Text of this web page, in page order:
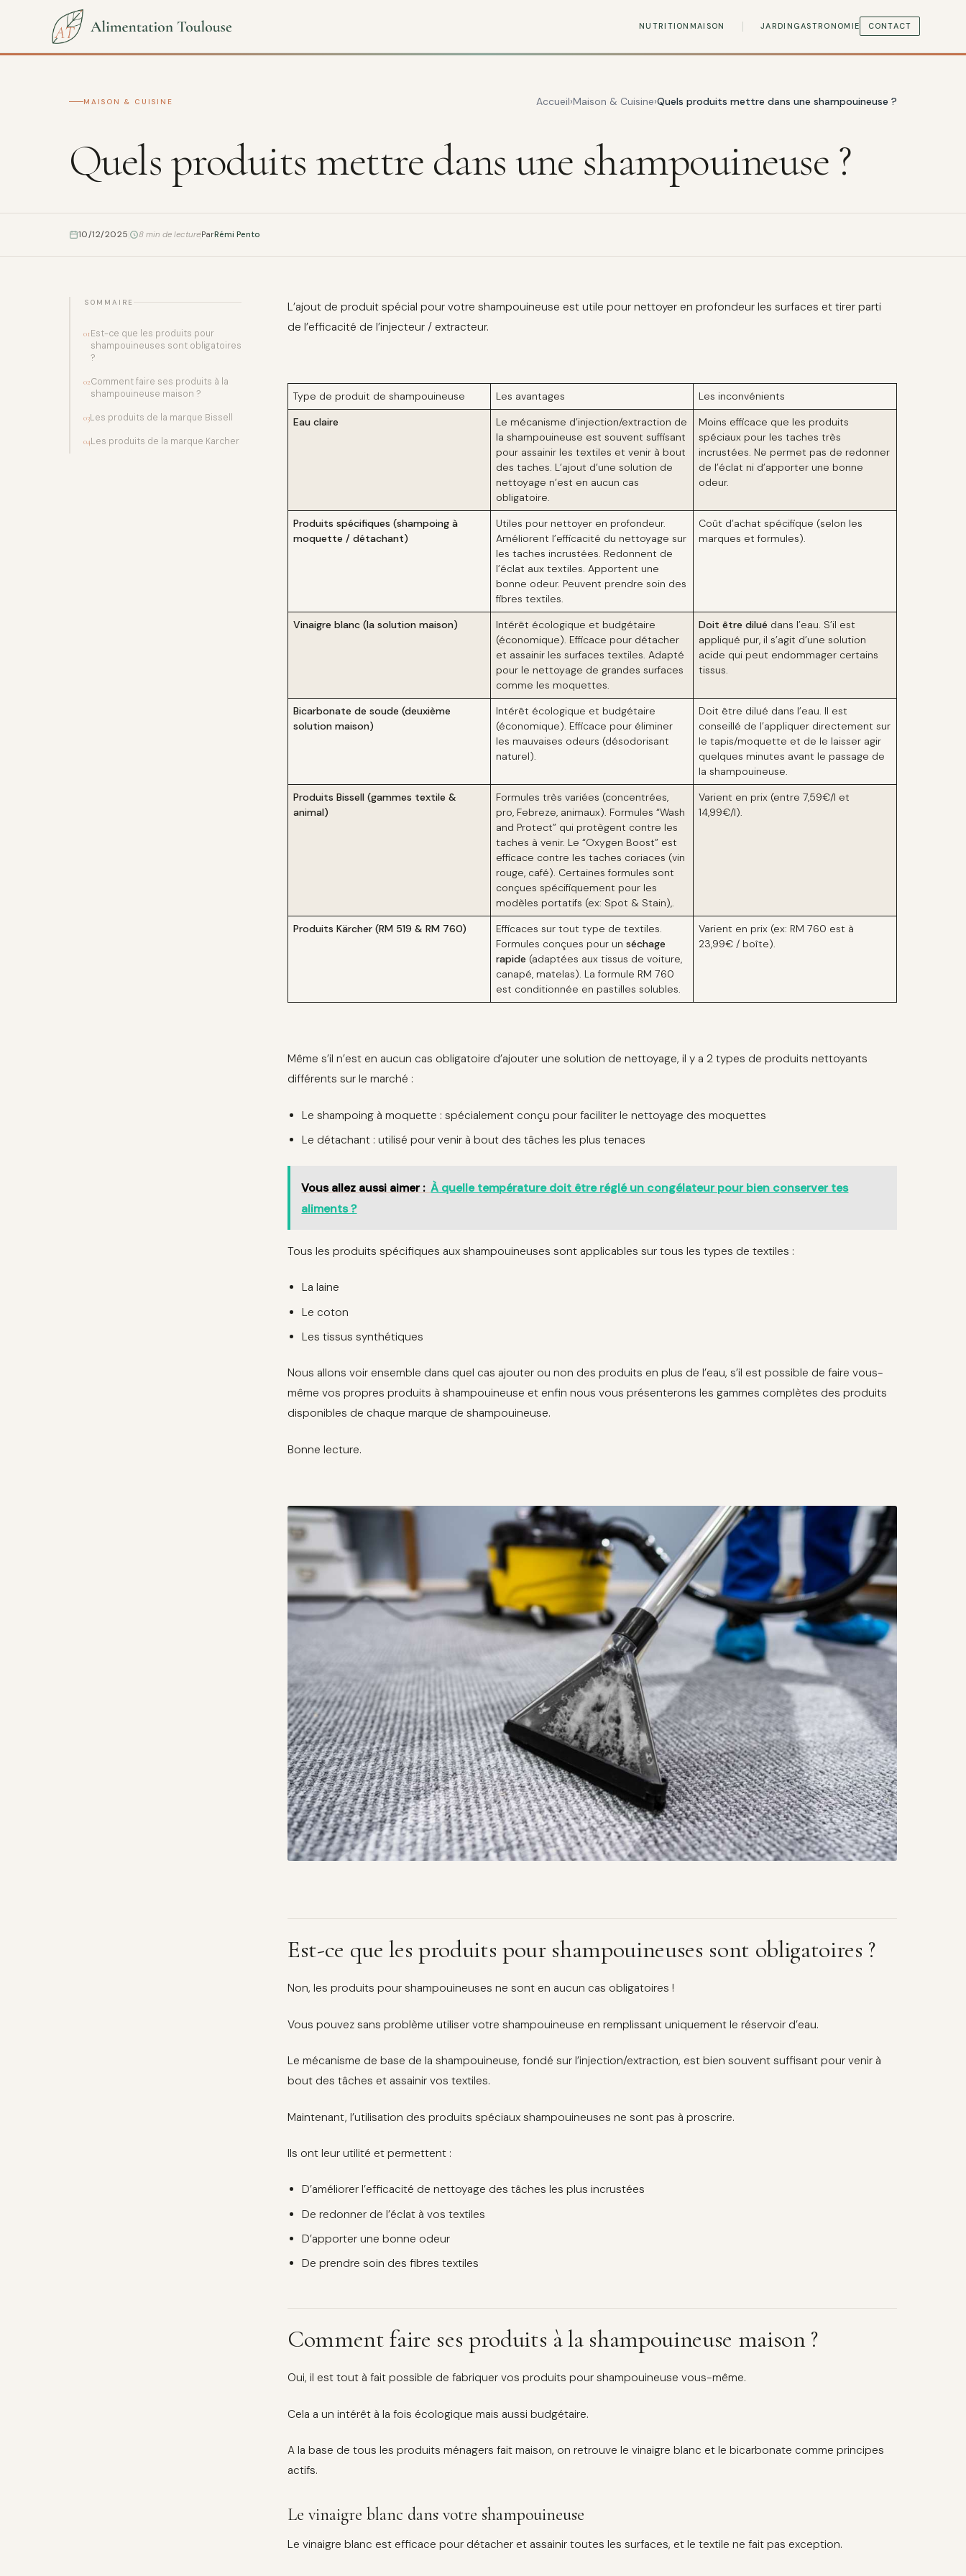
NUTRITION MAISON JARDIN GASTRONOMIE CONTACT
MAISON & CUISINE Accueil Maison & Cuisine Quels produits mettre dans une shampouineuse ?
Quels produits mettre dans une shampouineuse ?
10/12/2025 8 min de lectureParRémi Pento
SOMMAIRE
01 Est-ce que les produits pour
shampouineuses sont obligatoires
?
02Comment faire ses produits à la
shampouineuse maison ?
03Les produits de la marque Bissell
04Les produits de la marque Karcher
L’ajout de produit spécial pour votre shampouineuse est utile pour nettoyer en profondeur les surfaces et tirer parti
de l’efficacité de l’injecteur / extracteur.
Type de produit de shampouineuse Les avantages
Les inconvénients
Eau claire
Le mécanisme d’injection/extraction de
la shampouineuse est souvent suffisant
pour assainir les textiles et venir à bout
des taches. L’ajout d’une solution de
nettoyage n’est en aucun cas
obligatoire.
Moins efficace que les produits
spéciaux pour les taches très
incrustées. Ne permet pas de redonner
de l’éclat ni d’apporter une bonne
odeur.
Produits spécifiques (shampoing à
moquette / détachant)
Utiles pour nettoyer en profondeur.
Améliorent l’efficacité du nettoyage sur
les taches incrustées. Redonnent de
l’éclat aux textiles. Apportent une
bonne odeur. Peuvent prendre soin des
fibres textiles.
Coût d’achat spécifique (selon les
marques et formules).
Vinaigre blanc (la solution maison)
Intérêt écologique et budgétaire
(économique). Efficace pour détacher
et assainir les surfaces textiles. Adapté
pour le nettoyage de grandes surfaces
comme les moquettes.
Doit être dilué dans l’eau. S’il est
appliqué pur, il s’agit d’une solution
acide qui peut endommager certains
tissus.
Bicarbonate de soude (deuxième
solution maison)
Intérêt écologique et budgétaire
(économique). Efficace pour éliminer
les mauvaises odeurs (désodorisant
naturel).
Doit être dilué dans l’eau. Il est
conseillé de l’appliquer directement sur
le tapis/moquette et de le laisser agir
quelques minutes avant le passage de
la shampouineuse.
Produits Bissell (gammes textile &
animal)
Formules très variées (concentrées,
pro, Febreze, animaux). Formules “Wash
and Protect” qui protègent contre les
taches à venir. Le “Oxygen Boost” est
efficace contre les taches coriaces (vin
rouge, café). Certaines formules sont
conçues spécifiquement pour les
modèles portatifs (ex: Spot & Stain),.
Varient en prix (entre 7,59€/l et
14,99€/l).
Produits Kärcher (RM 519 & RM 760)
Efficaces sur tout type de textiles.
Formules conçues pour unséchage
rapide (adaptées aux tissus de voiture,
canapé, matelas). La formule RM 760
est conditionnée en pastilles solubles.
Varient en prix (ex: RM 760 est à
23,99€ / boîte).
Même s’il n’est en aucun cas obligatoire d’ajouter une solution de nettoyage, il y a 2 types de produits nettoyants
différents sur le marché :
Le shampoing à moquette : spécialement conçu pour faciliter le nettoyage des moquettes
Le détachant : utilisé pour venir à bout des tâches les plus tenaces
Vous allez aussi aimer : À quelle température doit être réglé un congélateur pour bien conserver tes
aliments ?
Tous les produits spécifiques aux shampouineuses sont applicables sur tous les types de textiles :
La laine
Le coton
Les tissus synthétiques
Nous allons voir ensemble dans quel cas ajouter ou non des produits en plus de l’eau, s’il est possible de faire vous-
même vos propres produits à shampouineuse et enfin nous vous présenterons les gammes complètes des produits
disponibles de chaque marque de shampouineuse.
Bonne lecture.
Est-ce que les produits pour shampouineuses sont obligatoires ?
Non, les produits pour shampouineuses ne sont en aucun cas obligatoires !
Vous pouvez sans problème utiliser votre shampouineuse en remplissant uniquement le réservoir d’eau.
Le mécanisme de base de la shampouineuse, fondé sur l’injection/extraction, est bien souvent suffisant pour venir à
bout des tâches et assainir vos textiles.
Maintenant, l’utilisation des produits spéciaux shampouineuses ne sont pas à proscrire.
Ils ont leur utilité et permettent :
D’améliorer l’efficacité de nettoyage des tâches les plus incrustées
De redonner de l’éclat à vos textiles
D’apporter une bonne odeur
De prendre soin des fibres textiles
Comment faire ses produits à la shampouineuse maison ?
Oui, il est tout à fait possible de fabriquer vos produits pour shampouineuse vous-même.
Cela a un intérêt à la fois écologique mais aussi budgétaire.
A la base de tous les produits ménagers fait maison, on retrouve le vinaigre blanc et le bicarbonate comme principes
actifs.
Le vinaigre blanc dans votre shampouineuse
Le vinaigre blanc est efficace pour détacher et assainir toutes les surfaces, et le textile ne fait pas exception.